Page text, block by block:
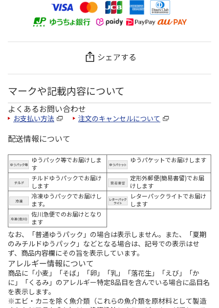
シェアする
マークや記載内容について
よくあるお問い合わせ
お支払い方法 注文のキャンセルについて
配送情報について
ゆうパック等でお届けしま
す
ゆうパケットでお届けします
チルドゆうパックでお届け
します
定形外郵便(簡易書留)でお届
けします
冷凍ゆうパックでお届けし
ます。
レターパックライトでお届け
します
佐川急便でのお届けとなり
ます
なお、「普通ゆうパック」の場合は表示しません。また、「夏期
のみチルドゆうパック」などとなる場合は、記号での表示はせ
ず、商品内容欄にその旨を表示しています。
アレルギー情報について
商品に「小麦」「そば」「卵」「乳」「落花生」「えび」「か
に」「くるみ」のアレルギー特定8品目を含んでいる場合に品目名
を表示します。
※エビ・カニを除く魚介類（これらの魚介類を原材料として製造